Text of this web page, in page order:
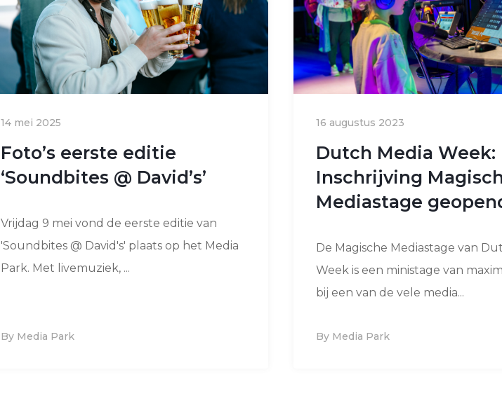
14 mei 2025
Foto’s eerste editie
‘Soundbites @ David’s’
Vrijdag 9 mei vond de eerste editie van
'Soundbites @ David's' plaats op het Media
Park. Met livemuziek, ...
By Media Park
16 augustus 2023
Dutch Media Week:
Inschrijving
Mediastage
De Magische Mediastage van
Week is een ministage van
bij een van de vele media...
By Media Park